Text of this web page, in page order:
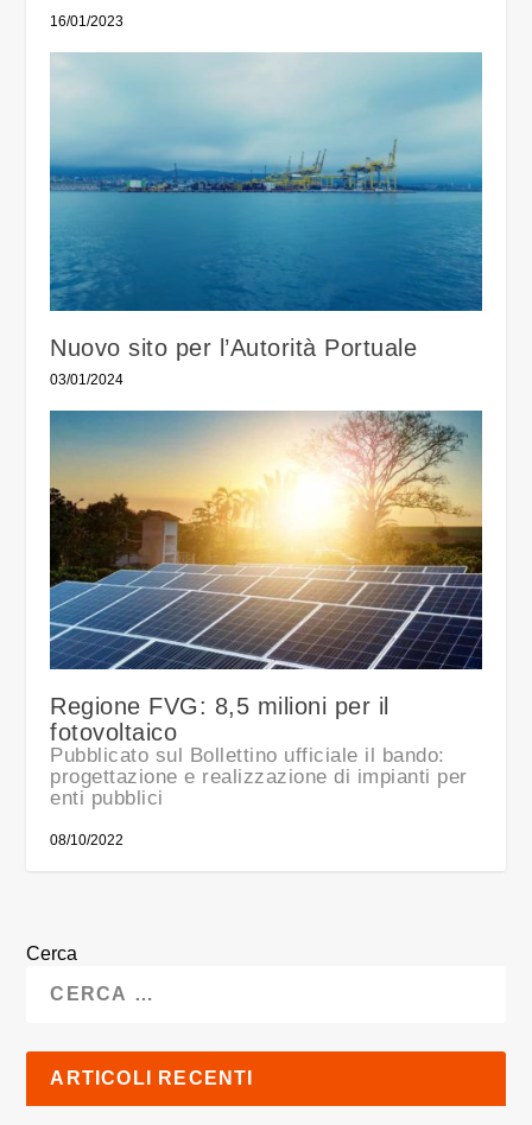
16/01/2023
Nuovo sito per l’Autorità Portuale
03/01/2024
Regione FVG: 8,5 milioni per il
fotovoltaico
Pubblicato sul Bollettino ufficiale il bando:
progettazione e realizzazione di impianti per
enti pubblici
08/10/2022
Cerca
ARTICOLI RECENTI